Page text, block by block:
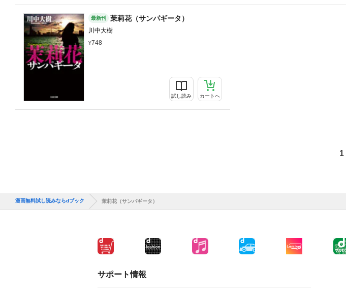
最新刊 茉莉花（サンパギータ）
川中大樹
748
試し読み カートへ
1
漫画無料試し読みならdブック 茉莉花（サンパギータ）
サポート情報